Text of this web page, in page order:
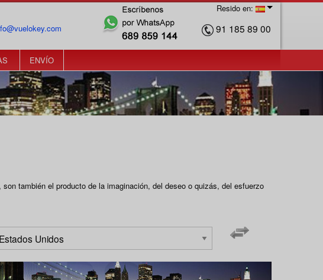
Resido en:
91 185 89 00
ENVÍO
también el producto de la imaginación, del deseo o quizás, del esfuerzo